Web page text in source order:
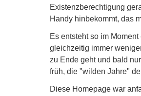
Existenzberechtigung
Handy hinbekommt, das
Es entsteht so im
gleichzeitig immer
zu Ende geht und bald
früh, die "wilden Jahre"
Diese Homepage war